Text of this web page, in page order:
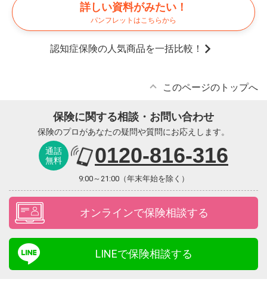
詳しい資料がみたい！
パンフレットはこちらから
認知症保険の人気商品を一括比較！
このページのトップへ
保険に関する相談・お問い合わせ
保険のプロがあなたの疑問や質問にお応えします。
通話
無料
0120-816-316
9:00～21:00（年末年始を除く）
オンラインで保険相談する
LINEで保険相談する